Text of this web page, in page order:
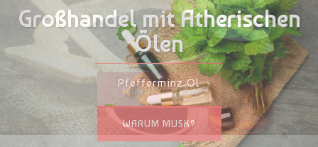
Großhandel Trägeröle
Schwarzkümmelöl
WARUM MUSK?